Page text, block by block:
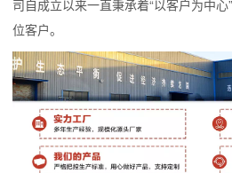
司自成立以来一直秉承着“以客户为中
位客户。